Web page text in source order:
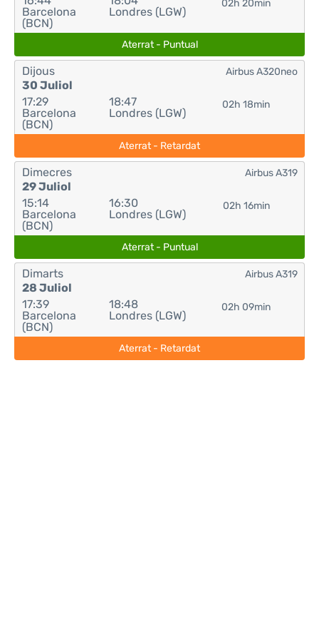
Barcelona
(BCN)
Londres (LGW)
02h 20min
Aterrat - Puntual
Dijous
30 Juliol
17:29
Barcelona
(BCN)
18:47
Londres (LGW)
02h 18min
Airbus A320neo
Aterrat - Retardat
Dimecres
29 Juliol
15:14
Barcelona
(BCN)
16:30
Londres (LGW)
02h 16min
Airbus A319
Aterrat - Puntual
Dimarts
28 Juliol
17:39
Barcelona
(BCN)
18:48
Londres (LGW)
02h 09min
Airbus A319
Aterrat - Retardat